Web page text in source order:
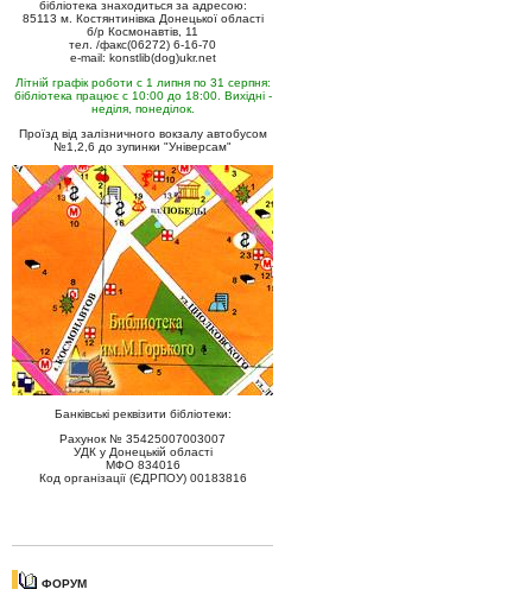
бібліотека знаходиться за адресою:
85113 м. Костянтинівка Донецької області
б/р Космонавтів, 11
тел. /факс(06272) 6-16-70
e-mail: konstlib(dog)ukr.net
Літній графік роботи с 1 липня по 31 серпня:
бібліотека працює с 10:00 до 18:00. Вихідні -
неділя, понеділок.
Проїзд від залізничного вокзалу автобусом
№1,2,6 до зупинки "Універсам"
Банківські реквізити бібліотеки:
Рахунок № 35425007003007
УДК у Донецькій області
МФО 834016
Код організації (ЄДРПОУ) 00183816
ФОРУМ